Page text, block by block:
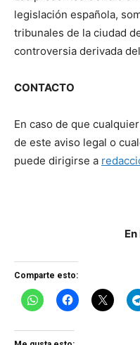
legislación española,
tribunales de la ciudad
controversia derivada
CONTACTO
En caso de que
de este aviso legal o
puede dirigirse a
Comparte esto: